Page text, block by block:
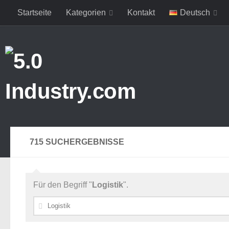
Zum Inhalt springen
Startseite Kategorien Kontakt Deutsch
715 SUCHERGEBNISSE
Für den Begriff " Logistik".
Suchen
nach: